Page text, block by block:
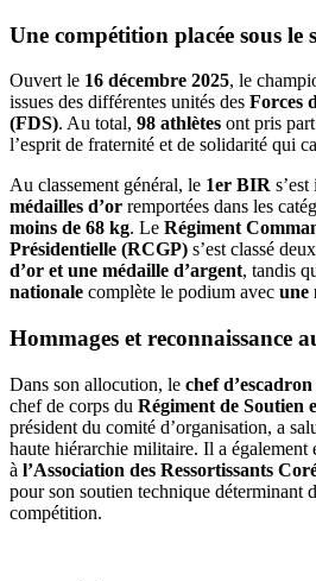
Une compétition placée sous le
Ouvert le 16 décembre 2025, le
issues des différentes unités des Forces
(FDS). Au total, 98 athlètes ont pris
l’esprit de fraternité et de solidarité qui
Au classement général, le 1er BIR
médailles d’or remportées dans les
moins de 68 kg. Le Régiment
Présidentielle (RCGP) s’est classé
d’or et une médaille d’argent, tandis
nationale complète le podium avec une
Hommages et reconnaissance
Dans son allocution, le chef
chef de corps du Régiment de Soutien
président du comité d’organisation, a
haute hiérarchie militaire. Il a également
à l’Association des Ressortissants
pour son soutien technique déterminant
compétition.